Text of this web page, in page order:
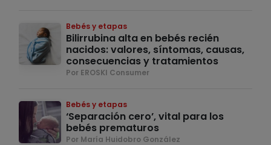
Bebés y etapas
Bilirrubina alta en bebés recién
nacidos: valores, síntomas, causas,
consecuencias y tratamientos
Por EROSKI Consumer
Bebés y etapas
‘Separación cero’, vital para los
bebés prematuros
Por María Huidobro González